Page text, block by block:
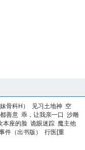
骨科H） 见习土地神 空
善意 乖，让我亲一口 沙雕
本座的脸 诡眼迷踪 魔主他
件（出书版）
行医[重